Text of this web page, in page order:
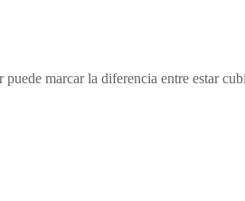
puede marcar la diferencia entre estar